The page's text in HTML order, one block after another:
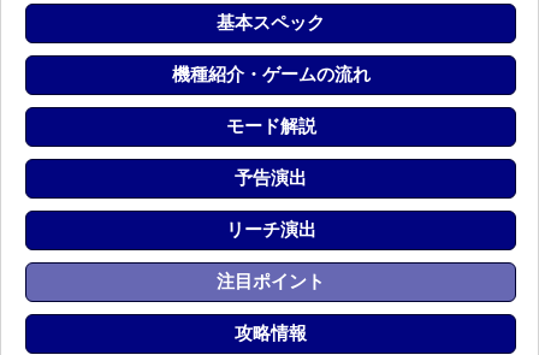
基本スペック
機種紹介・ゲームの流れ
モード解説
予告演出
リーチ演出
注目ポイント
攻略情報